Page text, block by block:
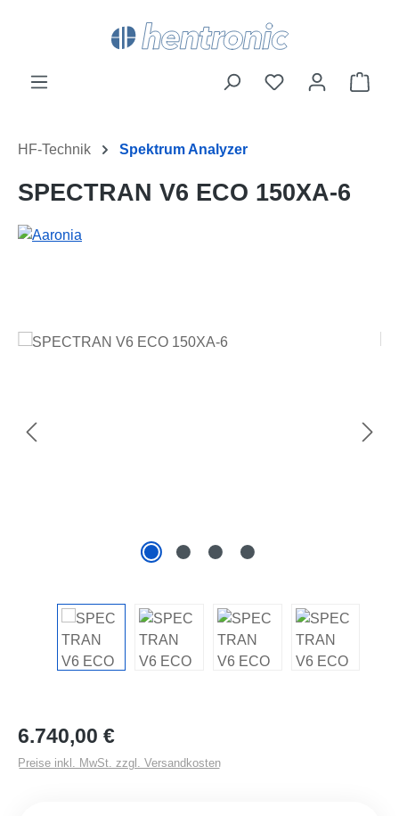
Zum Hauptinhalt springen
Du hast 0
HF-Technik Spektrum Analyzer
SPECTRAN V6 ECO 150XA-6
Regulärer Preis:
6.740,00 €
Preise inkl. MwSt. zzgl. Versandkosten